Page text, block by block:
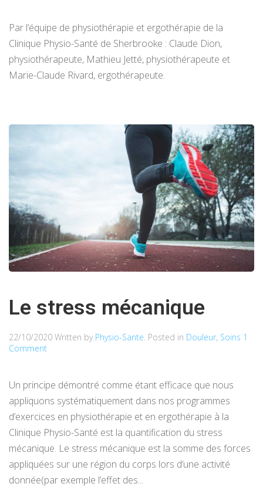
Par l’équipe de physiothérapie et ergothérapie de la
Clinique Physio-Santé de Sherbrooke : Claude Dion,
physiothérapeute, Mathieu Jetté, physiothérapeute et
Marie-Claude Rivard, ergothérapeute.
Le stress mécanique
22/10/2020 Written by Physio-Sante . Posted in Douleur, Soins 1
Comment
Un principe démontré comme étant efficace que nous
appliquons systématiquement dans nos programmes
d’exercices en physiothérapie et en ergothérapie à la
Clinique Physio-Santé est la quantification du stress
mécanique. Le stress mécanique est la somme des forces
appliquées sur une région du corps lors d’une activité
donnée(par exemple l’effet des...